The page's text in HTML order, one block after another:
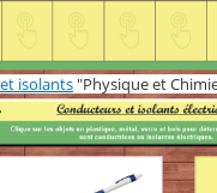
isolants"Physique et